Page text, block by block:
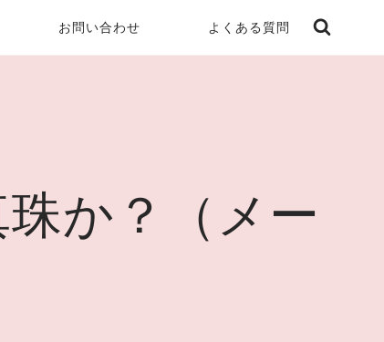
お問い合わせ よくある質問
か？（メー